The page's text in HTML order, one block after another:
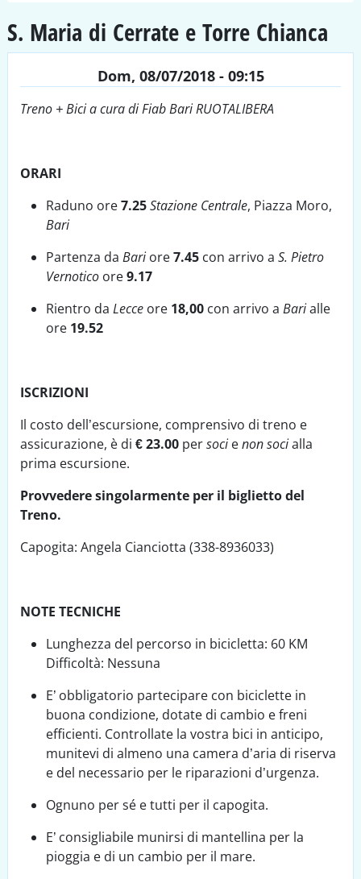
S. Maria di Cerrate e Torre Chianca
Dom, 08/07/2018 - 09:15
Treno + Bici a cura di Fiab Bari RUOTALIBERA
ORARI
Raduno ore7.25Stazione Centrale, Piazza Moro,
Bari
Partenza da Bariore7.45con arrivo a S. Pietro
Vernoticoore9.17
Rientro da Lecceore 18,00 con arrivo a Barialle
ore 19.52
ISCRIZIONI
Il costo dell’escursione, comprensivo di treno e
assicurazione, è di € 23.00persocienon socialla
prima escursione.
Provvedere singolarmente per il biglietto del
Treno.
Capogita: Angela Cianciotta (338-8936033)
NOTE TECNICHE
Lunghezza del percorso in bicicletta: 60 KM
Difficoltà: Nessuna
E’ obbligatorio partecipare con biciclette in
buona condizione, dotate di cambio e freni
efficienti. Controllate la vostra bici in anticipo,
munitevi di almeno una camera d’aria di riserva
e del necessario per le riparazioni d’urgenza.
Ognuno per sé e tutti per il capogita.
E’ consigliabile munirsi di mantellina per la
pioggia e di un cambio per il mare.